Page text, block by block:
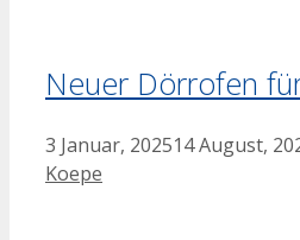
Neuer Dörrofen
3 Januar, 202514 August,
Koepe